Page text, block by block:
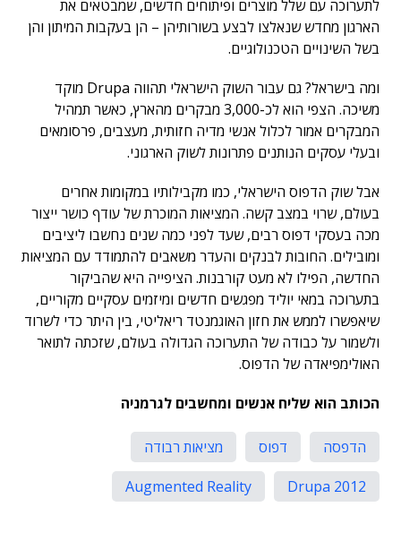
לתערוכה עם שלל מוצרים ופיתוחים חדשים, שמבטאים את
הארגון מחדש שנאלצו לבצע בשורותיהן – הן בעקבות המיתון והן
בשל השינויים הטכנולוגיים.
ומה בישראל? גם עבור השוק הישראלי תהווה Drupa מוקד
משיכה. הצפי הוא לכ-3,000 מבקרים מהארץ, כאשר תמהיל
המבקרים אמור לכלול אנשי מדיה חזותית, מעצבים, פרסומאים
ובעלי עסקים הנותנים פתרונות לשוק הארגוני.
אבל שוק הדפוס הישראלי, כמו מקבילותיו במקומות אחרים
בעולם, שרוי במצב קשה. המציאות המוכרת של עודף כושר ייצור
מכה בעסקי דפוס רבים, שעד לפני כמה שנים נחשבו ליציבים
ומובילים. החובות לבנקים והעדר משאבים להתמודד עם המציאות
החדשה, הפילו לא מעט קורבנות. הציפייה היא שהביקור
בתערוכה במאי יוליד מפגשים חדשים ומיזמים עסקיים מקוריים,
שיאפשרו לממש את חזון האוגמנטד ריאליטי, בין היתר כדי לשרוד
ולשמור על כבודה של התערוכה הגדולה בעולם, שזכתה לתואר
האולימפיאדה של הדפוס.
הכותב הוא שליח אנשים ומחשבים לגרמניה
הדפסה דפוס
מציאות רבודה
Drupa 2012
Augmented Reality